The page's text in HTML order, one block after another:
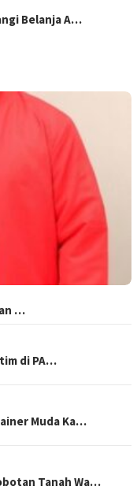
Belanja A…
…
di PA…
Muda Ka…
Tanah Wa…